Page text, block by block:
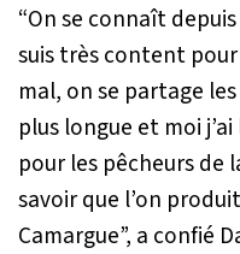
“On se connaît
suis très content
mal, on se partage
plus longue et moi
pour les pêcheurs de
savoir que l’on
Camargue”, a confié